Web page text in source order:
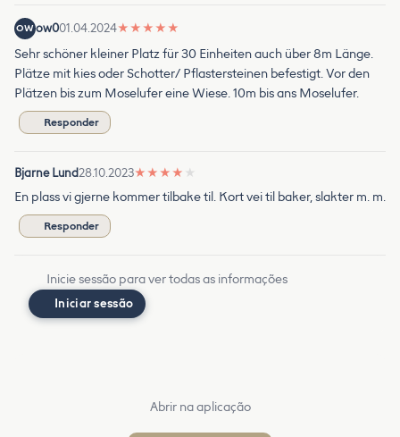
OWow001.04.2024★ ★ ★ ★ ★
Sehr schöner kleiner Platz für 30 Einheiten auch über 8m Länge.
Plätze mit kies oder Schotter/ Pflastersteinen befestigt. Vor den
Plätzen bis zum Moselufer eine Wiese. 10m bis ans Moselufer.
Responder
Bjarne Lund28.10.2023★ ★ ★ ★ ★
En plass vi gjerne kommer tilbake til. Kort vei til baker, slakter m. m.
Responder
Inicie sessão para ver todas as informações
Iniciar sessão
Abrir na aplicação